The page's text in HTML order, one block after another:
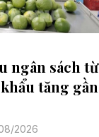
ngân sách từ
tăng gần
2026